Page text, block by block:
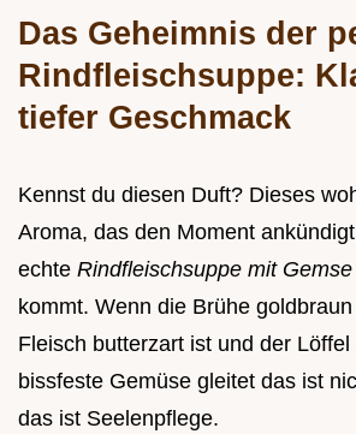
Das Geheimnis der
Rindfleischsuppe:
tiefer Geschmack
Kennst du diesen Duft? Dieses
Aroma, das den Moment
echte Rindfleischsuppe mit Gemse
kommt. Wenn die Brühe
Fleisch butterzart ist und der
bissfeste Gemüse gleitet das ist
das ist Seelenpflege.